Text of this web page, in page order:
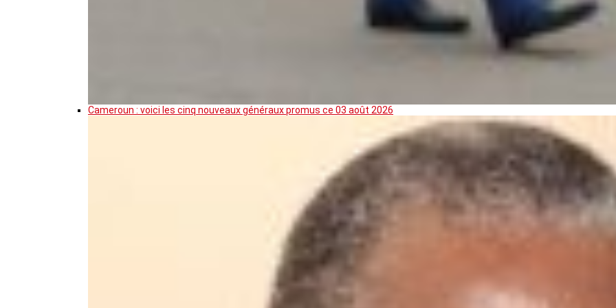
Cameroun : voici les cinq nouveaux généraux promus ce 03 août 2026